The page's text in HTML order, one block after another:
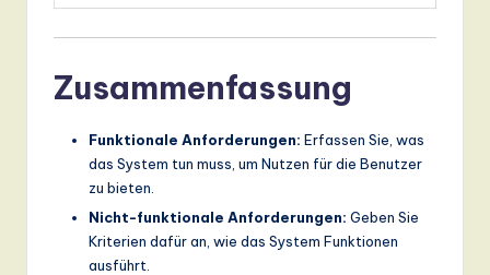
Zusammenfassung
Funktionale Anforderungen: Erfassen Sie, was
das System tun muss, um Nutzen für die Benutzer
zu bieten.
Nicht-funktionale Anforderungen: Geben Sie
Kriterien dafür an, wie das System Funktionen
ausführt.